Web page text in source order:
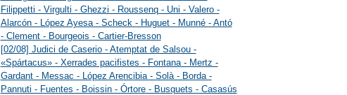
Filippetti - Virgulti - Ghezzi - Roussenq - Uni - Valero -
Alarcón - López Ayesa - Scheck - Huguet - Munné - Antó
- Clement - Bourgeois - Cartier-Bresson
[02/08] Judici de Caserio - Atemptat de Salsou -
«Spártacus» - Xerrades pacifistes - Fontana - Mertz -
Gardant - Messac - López Arencibia - Solà - Borda -
Pannuti - Fuentes - Boissin - Órtore - Busquets - Casasús